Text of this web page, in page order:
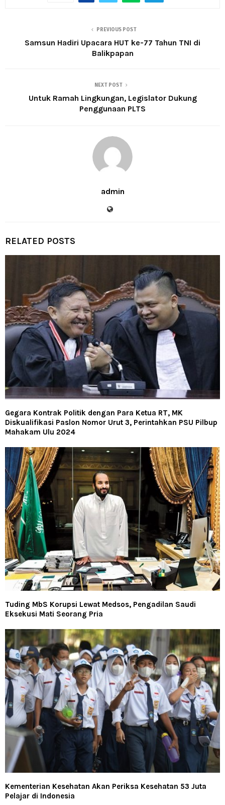
PREVIOUS POST
Samsun Hadiri Upacara HUT ke-77 Tahun TNI di
Balikpapan
NEXT POST
Untuk Ramah Lingkungan, Legislator Dukung
Penggunaan PLTS
admin
RELATED POSTS
Gegara Kontrak Politik dengan Para Ketua RT, MK
Diskualifikasi Paslon Nomor Urut 3, Perintahkan PSU Pilbup
Mahakam Ulu 2024
Tuding MbS Korupsi Lewat Medsos, Pengadilan Saudi
Eksekusi Mati Seorang Pria
Kementerian Kesehatan Akan Periksa Kesehatan 53 Juta
Pelajar di Indonesia